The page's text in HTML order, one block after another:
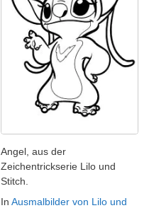
Angel, aus der
Zeichentrickserie Lilo und
Stitch.
In Ausmalbilder von Lilo und